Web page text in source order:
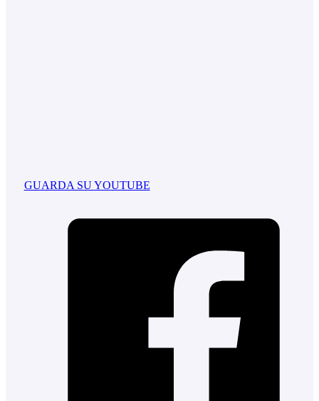
GUARDA SU YOUTUBE